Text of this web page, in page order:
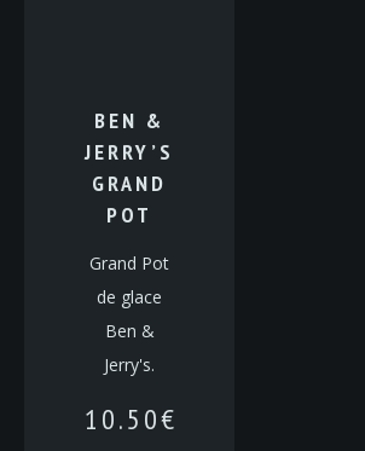
BEN &
JERRY’S
GRAND
POT
Grand Pot
de glace
Ben &
Jerry's.
10.50€